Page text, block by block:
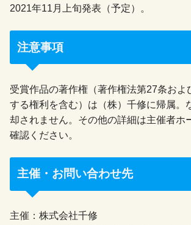
2021年11月上旬発表（予定）。
注意事項
受賞作品の著作権（著作権法第27条およ
する権利を含む）は（株）千修に帰属。
却されません。その他の詳細は主催者ホ
確認ください。
主催・お問い合わせ先
主催：株式会社千修